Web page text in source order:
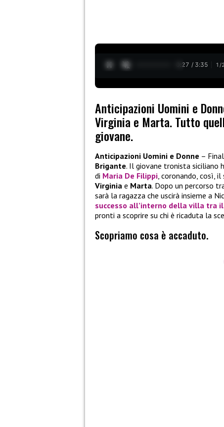
0:28 / 3:35 1 /2
Anticipazioni Uomini e
Virginia e Marta. Tutto
giovane.
Anticipazioni Uomini e Donne –
Brigante. Il giovane tronista siciliano
di Maria De Filippi, coronando, così,
Virginia e Marta. Dopo un percorso
sarà la ragazza che uscirà insieme a
successo all’interno della villa tra
pronti a scoprire su chi è ricaduta la
Scopriamo cosa è accaduto.